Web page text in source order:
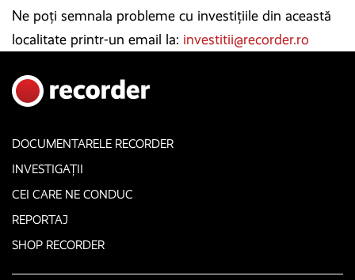
Ne poți semnala probleme cu investițiile din această
localitate printr-un email la: investitii@recorder.ro
DOCUMENTARELE RECORDER
INVESTIGAȚII
CEI CARE NE CONDUC
REPORTAJ
SHOP RECORDER